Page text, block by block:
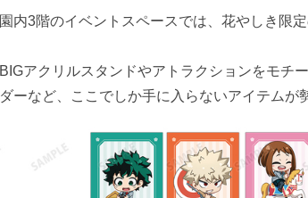
園内3階のイベントスペースでは、花やしき限
BIGアクリルスタンドやアトラクションをモチ
ダーなど、ここでしか手に入らないアイテムが